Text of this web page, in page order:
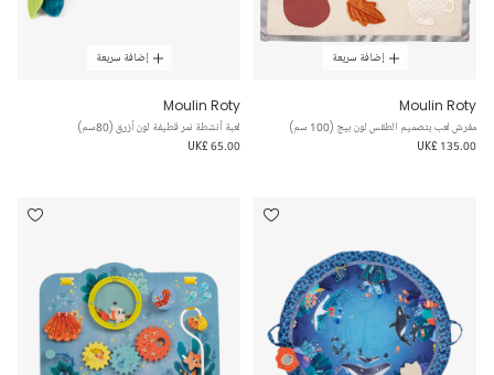
إضافة سريعة
Moulin Roty
مفرش لعب بتصميم الطقس لون بيج (100 سم)
UK£ 135.00
إضافة سريعة
Moulin Roty
لعبة أنشطة نمر قطيفة لون أزرق (80سم)
UK£ 65.00